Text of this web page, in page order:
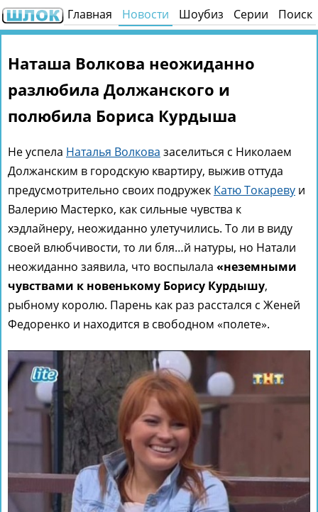
Главная Новости Шоубиз Серии Поиск
Наташа Волкова неожиданно
разлюбила Должанского и
полюбила Бориса Курдыша
Не успела Наталья Волкова заселиться с Николаем
Должанским в городскую квартиру, выжив оттуда
предусмотрительно своих подружек Катю Токареву и
Валерию Мастерко, как сильные чувства к
хэдлайнеру, неожиданно улетучились. То ли в виду
своей влюбчивости, то ли бля…й натуры, но Натали
неожиданно заявила, что воспылала «неземными
чувствами к новенькому Борису Курдышу,
рыбному королю. Парень как раз расстался с Женей
Федоренко и находится в свободном «полете».